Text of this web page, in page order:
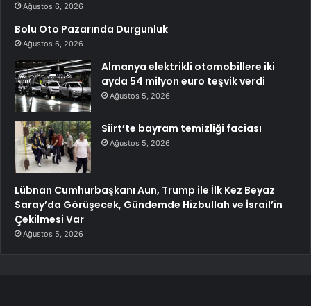
Ağustos 6, 2026
Bolu Oto Pazarında Durgunluk
Ağustos 6, 2026
Almanya elektrikli otomobillere iki
ayda 54 milyon euro teşvik verdi
Ağustos 5, 2026
Siirt’te bayram temizliği faciası
Ağustos 5, 2026
Lübnan Cumhurbaşkanı Aun, Trump ile İlk Kez Beyaz
Saray’da Görüşecek, Gündemde Hizbullah ve İsrail’in
Çekilmesi Var
Ağustos 5, 2026